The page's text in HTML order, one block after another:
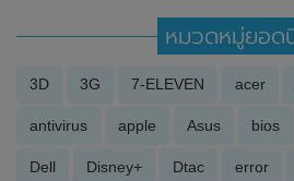
หมวดหมู่ยอด
3D 3G 7-ELEVEN acer
antivirus apple Asus bios
Dell Disney+ Dtac error